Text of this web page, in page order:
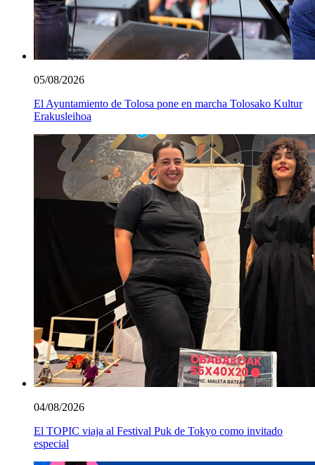
05/08/2026
El Ayuntamiento de Tolosa pone en marcha Tolosako Kultur
Erakusleihoa
04/08/2026
El TOPIC viaja al Festival Puk de Tokyo como invitado
especial